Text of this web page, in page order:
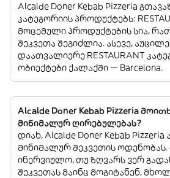
Alcalde Doner Kebab Pizzeria
კატეგორიის პროდუქტებს:
მოცემული პროდუქტების სია,
შეკვეთა შეგიძლია. ასევე,
დაათვალიერე RESTAURANT
ობიექტები ქალაქში — Barcelona.
Alcalde Doner Kebab Pizzeria
მინიმალურ ღირებულებას?
დიახ, Alcalde Doner Kebab Pizzeria
მინიმალურ შეკვეთის ოდენობას.
ინერვიულო, თუ ზღვარს ვერ
შეკვეთას მაინც მოგიტანენ,